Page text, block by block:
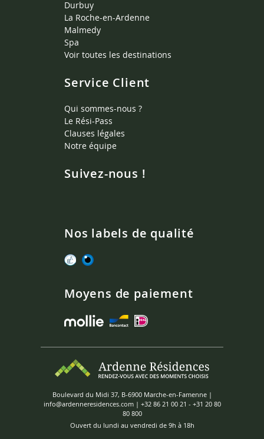
Durbuy
La Roche-en-Ardenne
Malmedy
Spa
Voir toutes les destinations
Service Client
Qui sommes-nous ?
Le Rési-Pass
Clauses légales
Notre équipe
Suivez-nous !
Nos labels de qualité
Moyens de paiement
Boulevard du Midi 37, B-6900 Marche-en-Famenne |
info@ardenneresidences.com| +32 86 21 00 21 - +31 20 80
80 800
Ouvert du lundi au vendredi de 9h à 18h